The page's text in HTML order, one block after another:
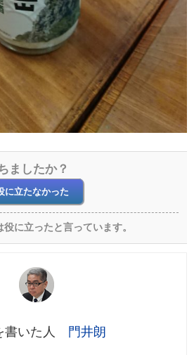
ましたか？
に立たなかった
に立ったと言っています。
門井朗